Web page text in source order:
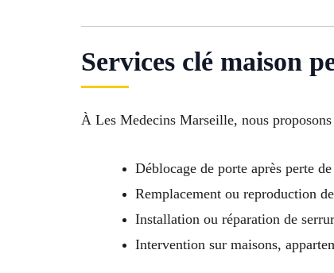
Services clé maison
À Les Medecins Marseille, nous
Déblocage de porte après perte
Remplacement ou reproduction
Installation ou réparation de
Intervention sur maisons,